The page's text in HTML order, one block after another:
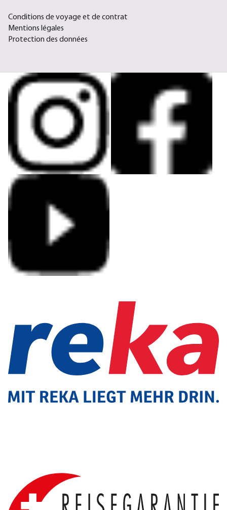
Conditions de voyage et de contrat
Mentions légales
Protection des données